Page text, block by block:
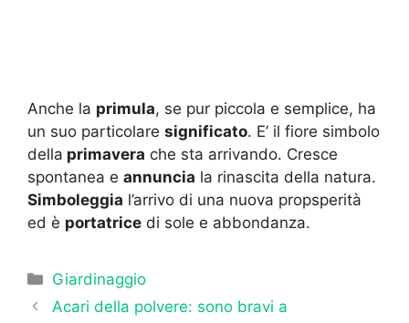
Anche la primula, se pur piccola e semplice, ha
un suo particolare significato. E’ il fiore simbolo
della primavera che sta arrivando. Cresce
spontanea e annuncia la rinascita della natura.
Simboleggia l’arrivo di una nuova propsperità
ed è portatrice di sole e abbondanza.
Categorie
Giardinaggio
Acari della polvere: sono bravi a